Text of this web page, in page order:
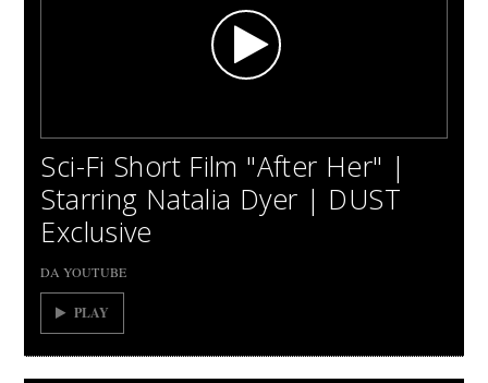
Sci-Fi Short Film "After Her" |
Starring Natalia Dyer | DUST
Exclusive
DA YOUTUBE
PLAY